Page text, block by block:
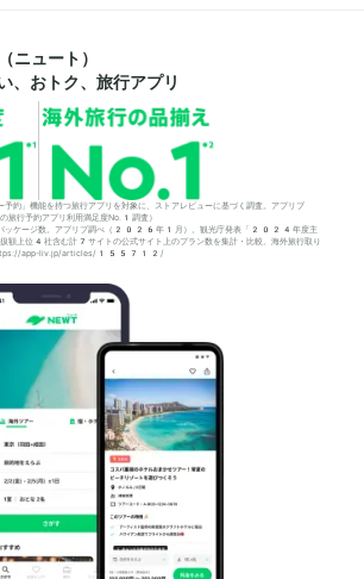
ニュート）
、おトク、旅行アプリ
約」機能を持つ旅行アプリを対象に、ストアレビューに基づく調査。アプリブ
予約アプリ利用満足度No.1調査）
パッケージ数。アプリブ調べ（2026年1月）。観光庁発表「2024年度主
額上位4社含む計7サイトの公式サイト上のプラン数を集計・比較。海外旅行取り
https://app-liv.jp/articles/155712/